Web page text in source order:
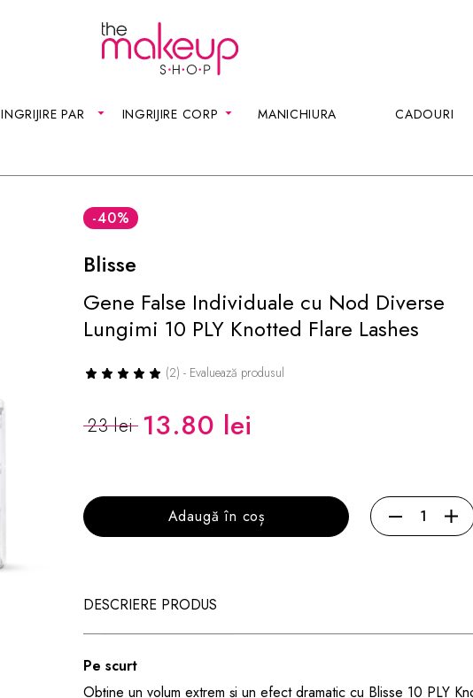
INGRIJIRE PAR INGRIJIRE CORP MANICHIURA CADOURI
-40%
Blisse
Gene False Individuale cu Nod Diverse
Lungimi 10 PLY Knotted Flare Lashes
(2) - Evaluează produsul
23 lei 13.80 lei
Adaugă în coș
DESCRIERE PRODUS
Pe scurt
Obține un volum extrem și un efect dramatic cu Blisse 10 PLY